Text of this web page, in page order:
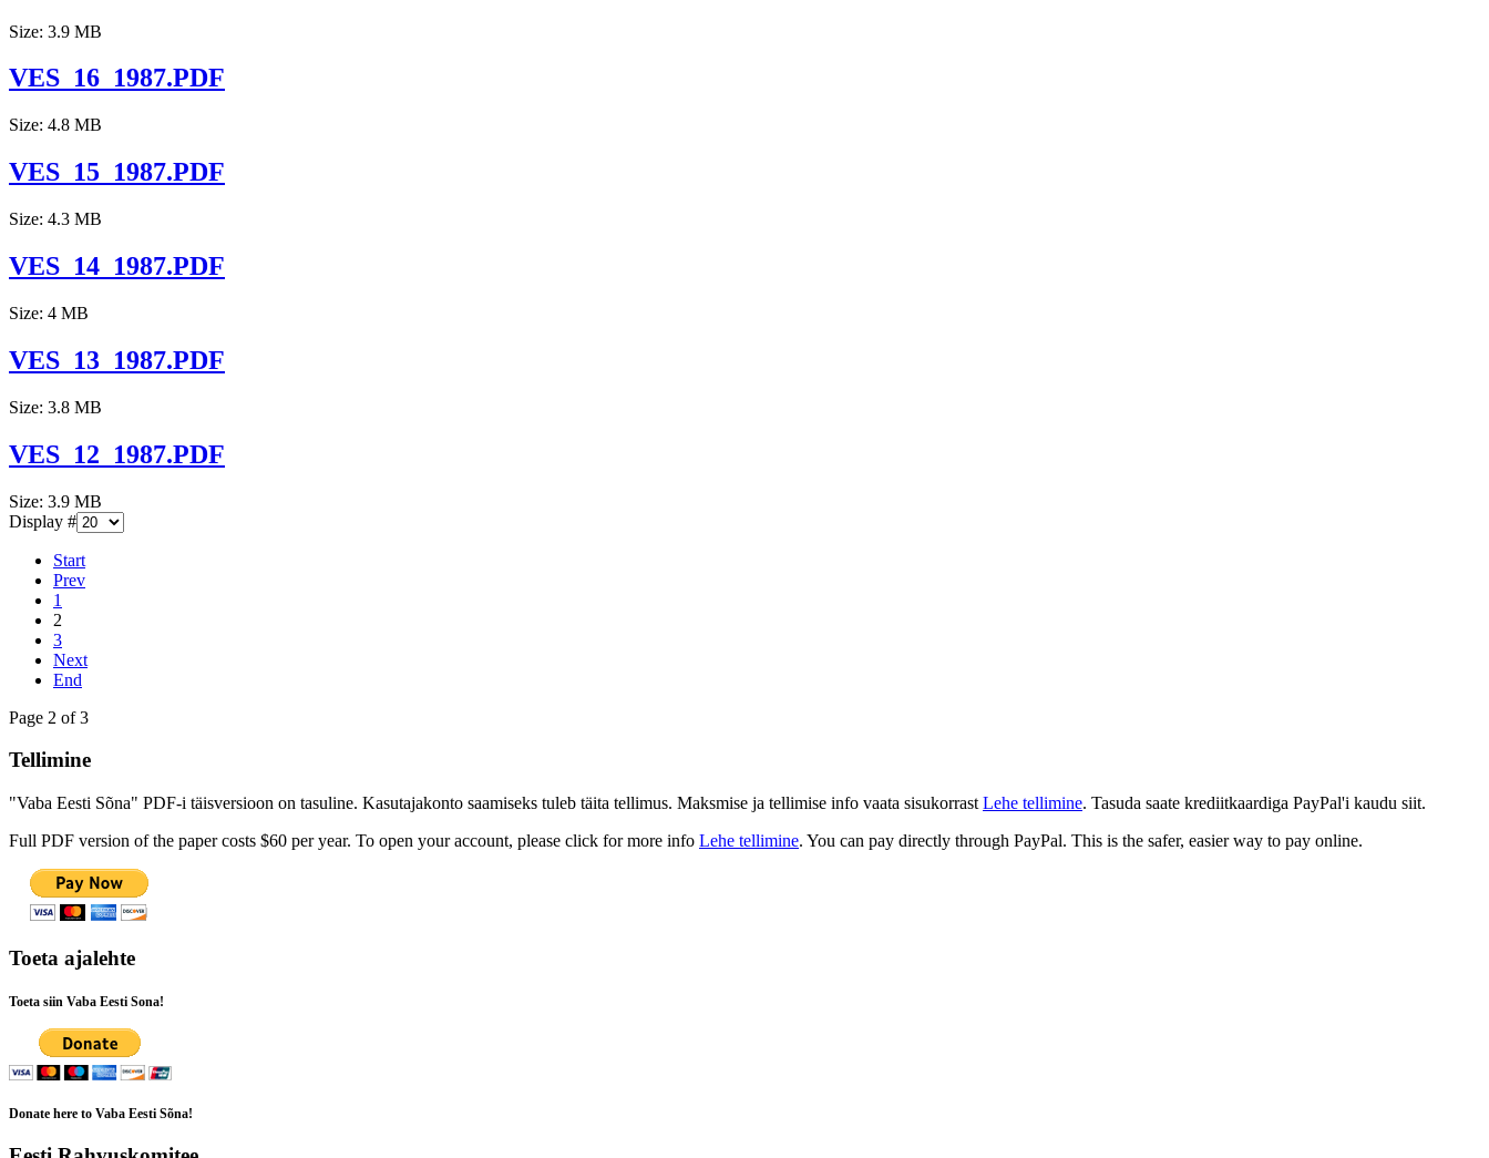
Size: 3.9 MB
VES_16_1987.PDF
Size: 4.8 MB
VES_15_1987.PDF
Size: 4.3 MB
VES_14_1987.PDF
Size: 4 MB
VES_13_1987.PDF
Size: 3.8 MB
VES_12_1987.PDF
Size: 3.9 MB
Display #
Start
Prev
1
2
3
Next
End
Page 2 of 3
Tellimine
"Vaba Eesti Sõna" PDF-i täisversioon on tasuline. Kasutajakonto saamiseks tuleb täita tellimus. Maksmise ja tellimise info vaata sisukorrast Lehe tellimine. Tasuda saate krediitkaardiga PayPal'i kaudu siit.
Full PDF version of the paper costs $60 per year. To open your account, please click for more info Lehe tellimine. You can pay directly through PayPal. This is the safer, easier way to pay online.
Toeta ajalehte
Toeta siin Vaba Eesti Sona!
Donate here to Vaba Eesti Sõna!